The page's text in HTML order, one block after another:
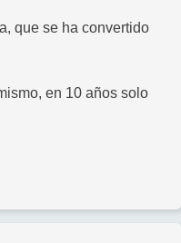
que se ha convertido
en 10 años solo